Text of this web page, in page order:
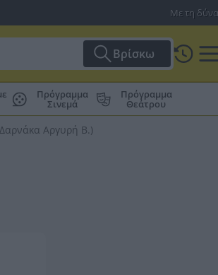
Με τη
Βρίσκω
Πρόγραμμα
Σινεμά
Πρόγραμμα
Θεάτρου
Αργυρή Β.)